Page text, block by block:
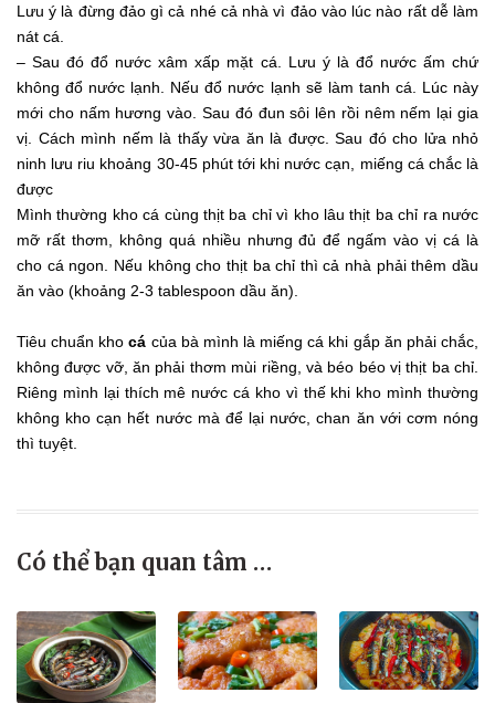
Lưu ý là đừng đảo gì cả nhé cả nhà vì đảo vào lúc nào rất dễ làm
nát cá.
– Sau đó đổ nước xâm xấp mặt cá. Lưu ý là đổ nước ấm chứ
không đổ nước lạnh. Nếu đổ nước lạnh sẽ làm tanh cá. Lúc này
mới cho nấm hương vào. Sau đó đun sôi lên rồi nêm nếm lại gia
vị. Cách mình nếm là thấy vừa ăn là được. Sau đó cho lửa nhỏ
ninh lưu riu khoảng 30-45 phút tới khi nước cạn, miếng cá chắc là
được
Mình thường kho cá cùng thịt ba chỉ vì kho lâu thịt ba chỉ ra nước
mỡ rất thơm, không quá nhiều nhưng đủ để ngấm vào vị cá là
cho cá ngon. Nếu không cho thịt ba chỉ thì cả nhà phải thêm dầu
ăn vào (khoảng 2-3 tablespoon dầu ăn).
Tiêu chuẩn kho cá của bà mình là miếng cá khi gắp ăn phải chắc,
không được vỡ, ăn phải thơm mùi riềng, và béo béo vị thịt ba chỉ.
Riêng mình lại thích mê nước cá kho vì thế khi kho mình thường
không kho cạn hết nước mà để lại nước, chan ăn với cơm nóng
thì tuyệt.
Có thể bạn quan tâm …